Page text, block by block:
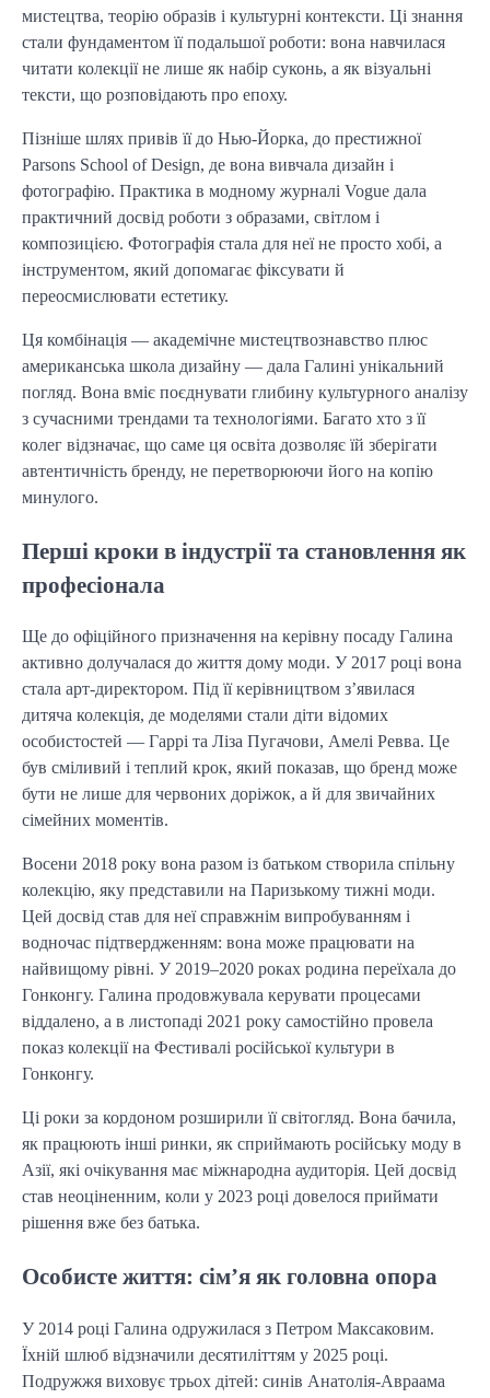
мистецтва, теорію образів і культурні контексти. Ці знання
стали фундаментом її подальшої роботи: вона навчилася
читати колекції не лише як набір суконь, а як візуальні
тексти, що розповідають про епоху.
Пізніше шлях привів її до Нью-Йорка, до престижної
Parsons School of Design, де вона вивчала дизайн і
фотографію. Практика в модному журналі Vogue дала
практичний досвід роботи з образами, світлом і
композицією. Фотографія стала для неї не просто хобі, а
інструментом, який допомагає фіксувати й
переосмислювати естетику.
Ця комбінація — академічне мистецтвознавство плюс
американська школа дизайну — дала Галині унікальний
погляд. Вона вміє поєднувати глибину культурного аналізу
з сучасними трендами та технологіями. Багато хто з її
колег відзначає, що саме ця освіта дозволяє їй зберігати
автентичність бренду, не перетворюючи його на копію
минулого.
Перші кроки в індустрії та становлення як
професіонала
Ще до офіційного призначення на керівну посаду Галина
активно долучалася до життя дому моди. У 2017 році вона
стала арт-директором. Під її керівництвом з’явилася
дитяча колекція, де моделями стали діти відомих
особистостей — Гаррі та Ліза Пугачови, Амелі Ревва. Це
був сміливий і теплий крок, який показав, що бренд може
бути не лише для червоних доріжок, а й для звичайних
сімейних моментів.
Восени 2018 року вона разом із батьком створила спільну
колекцію, яку представили на Паризькому тижні моди.
Цей досвід став для неї справжнім випробуванням і
водночас підтвердженням: вона може працювати на
найвищому рівні. У 2019–2020 роках родина переїхала до
Гонконгу. Галина продовжувала керувати процесами
віддалено, а в листопаді 2021 року самостійно провела
показ колекції на Фестивалі російської культури в
Гонконгу.
Ці роки за кордоном розширили її світогляд. Вона бачила,
як працюють інші ринки, як сприймають російську моду в
Азії, які очікування має міжнародна аудиторія. Цей досвід
став неоціненним, коли у 2023 році довелося приймати
рішення вже без батька.
Особисте життя: сім’я як головна опора
У 2014 році Галина одружилася з Петром Максаковим.
Їхній шлюб відзначили десятиліттям у 2025 році.
Подружжя виховує трьох дітей: синів Анатолія-Авраама